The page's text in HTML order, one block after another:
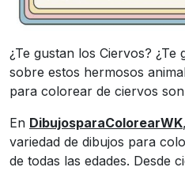
¿Te gustan los Ciervos? ¿Te
sobre estos hermosos
para colorear de ciervos
En DibujosparaColorearWK
variedad de dibujos para
de todas las edades. Desde